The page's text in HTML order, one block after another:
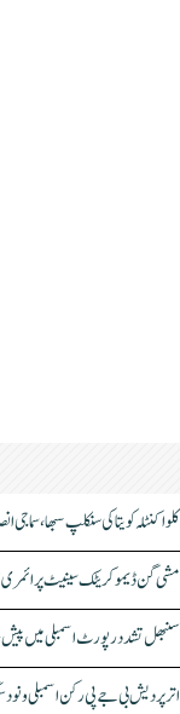
کلواکنٹلہ کویتا کی سنکلپ سبھا،
مشی گن ڈیموکریٹک سینیٹ پرائمری
سنبھل تشدد رپورٹ اسمبلی میں
اتر پردیش بی جے پی رکن اسمبلی